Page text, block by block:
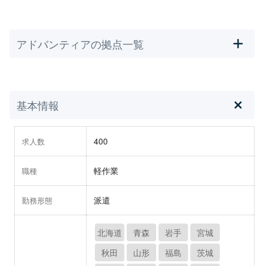
アドバンティアの拠点一覧
基本情報
求人数 400
職種 軽作業
勤務形態 派遣
北海道 青森 岩手
宮城
秋田
山形 福島
茨城